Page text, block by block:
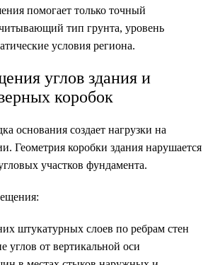
помогает только точный
тип грунта, уровень
условия региона.
углов здания и
коробок
основания создает нагрузки на
Геометрия коробки здания нарушается
участков фундамента.
штукатурных слоев по ребрам стен
углов от вертикальной оси